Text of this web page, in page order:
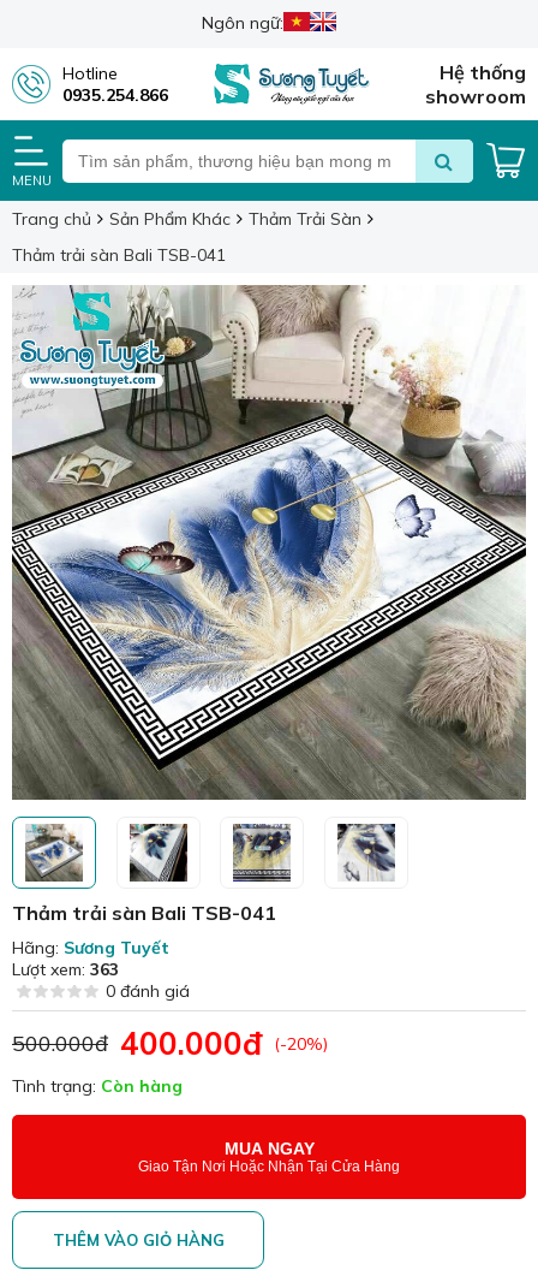
Ngôn ngữ:
Hotline
0935.254.866
Hệ thống
showroom
MENU
Trang chủ Sản Phẩm Khác
Thảm Trải Sàn
Thảm trải sàn Bali TSB-041
Thảm trải sàn Bali TSB-041
Hãng: Sương Tuyết
Lượt xem: 363
0 đánh giá
500.000đ 400.000đ
(-20%)
Tình trạng: Còn hàng
MUA NGAY
Giao Tận Nơi Hoặc Nhận Tại Cửa Hàng
THÊM VÀO GIỎ HÀNG